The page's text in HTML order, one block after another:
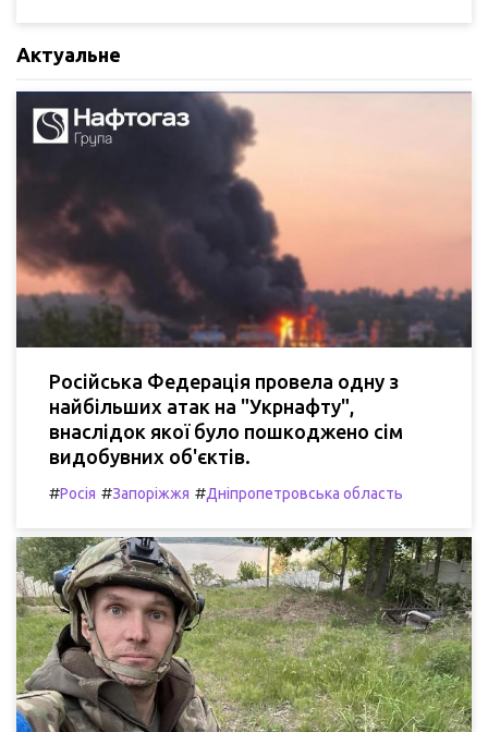
Актуальне
Російська Федерація провела одну з
найбільших атак на "Укрнафту",
внаслідок якої було пошкоджено сім
видобувних об'єктів.
#Росія #Запоріжжя #Дніпропетровська область